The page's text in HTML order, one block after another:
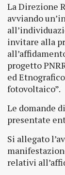
La Direzione
avviando
invitare alla
progetto
ed
fotovoltaico”.
Le domande
presentate
Si allegato
relativi